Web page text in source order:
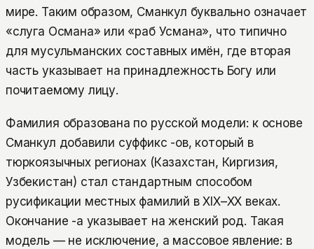
мире. Таким образом, Сманкул буквально означает
«слуга Османа» или «раб Усмана», что типично
для мусульманских составных имён, где вторая
часть указывает на принадлежность Богу или
почитаемому лицу.
Фамилия образована по русской модели: к основе
Сманкул добавили суффикс -ов, который в
тюркоязычных регионах (Казахстан, Киргизия,
Узбекистан) стал стандартным способом
русификации местных фамилий в XIX–XX веках.
Окончание -а указывает на женский род. Такая
модель — не исключение, а массовое явление: в